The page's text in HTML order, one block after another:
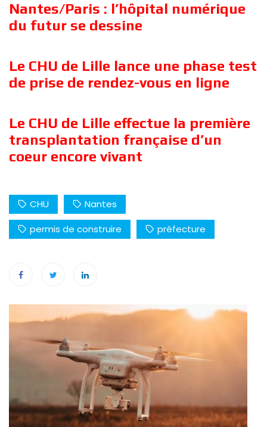
Nantes/Paris : l’hôpital numérique
du futur se dessine
Le CHU de Lille lance une phase test
de prise de rendez-vous en ligne
Le CHU de Lille effectue la première
transplantation française d’un
coeur encore vivant
CHU
Nantes
permis de construire
préfecture
Navigation
de
l’article